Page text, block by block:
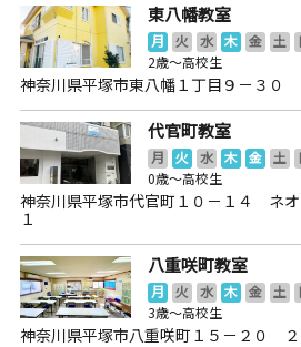
東八幡教室
月 火 水 木 金 土
2歳～高校生
神奈川県平塚市東八幡１丁目９－３０
代官町教室
月 火 水 木 金 土
0歳～高校生
神奈川県平塚市代官町１０－１４ ネオ
１
八重咲町教室
月 火 水 木 金 土
3歳～高校生
神奈川県平塚市八重咲町１５－２０